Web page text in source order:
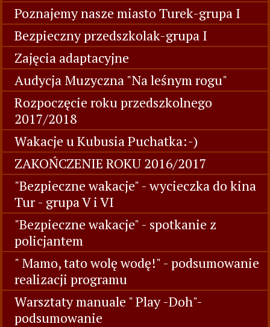
Poznajemy nasze miasto Turek-grupa I
Bezpieczny przedszkolak-grupa I
Zajęcia adaptacyjne
Audycja Muzyczna "Na leśnym rogu"
Rozpoczęcie roku przedszkolnego
2017/2018
Wakacje u Kubusia Puchatka:-)
ZAKOŃCZENIE ROKU 2016/2017
"Bezpieczne wakacje" - wycieczka do kina
Tur - grupa V i VI
"Bezpieczne wakacje" - spotkanie z
policjantem
" Mamo, tato wolę wodę!" - podsumowanie
realizacji programu
Warsztaty manuale " Play -Doh"-
podsumowanie